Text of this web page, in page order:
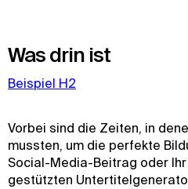
Was drin ist
Beispiel H2
Vorbei sind die Zeiten, in
mussten, um die perfekte
Social-Media-Beitrag oder
gestützten